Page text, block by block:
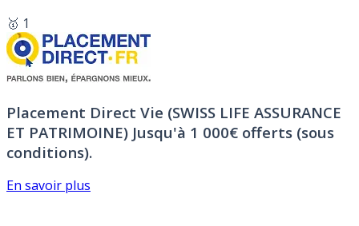
🥇 1
Placement Direct Vie (SWISS LIFE ASSURANCE
ET PATRIMOINE) Jusqu'à 1 000€ offerts (sous
conditions).
En savoir plus